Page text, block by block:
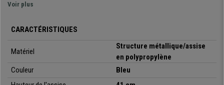
également apporter une
conception. Voici un produit étudié, conçu et fabriqué pour
. La structure en métal doré, tout comme l'assise et ledossier en
polypropylène,
solidité et stabilité.
Un autre détail tout aussi important estla grande facilité d'entretien
Voir plus
CARACTÉRISTIQUES
Matériel
Structure métallique/assise
en polypropylène
Couleur
Bleu